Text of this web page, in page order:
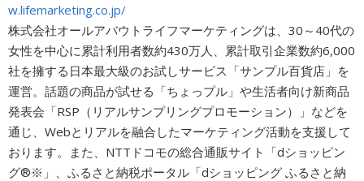
w.lifemarketing.co.jp/
株式会社オールアバウトライフマーケティングは、30～40代の
女性を中心に累計利用者数約430万人、累計取引企業数約6,000
社を擁する日本最大級のお試しサービス「サンプル百貨店」を
運営。話題の商品が試せる「ちょっプル」や生活者向け新商品
発表会「RSP（リアルサンプリングプロモーション）」などを
通じ、Webとリアルを融合したマーケティング活動を支援して
おります。また、NTTドコモの総合通販サイト「dショッピン
グ®※」、ふるさと納税ポータル「dショッピング ふるさと納